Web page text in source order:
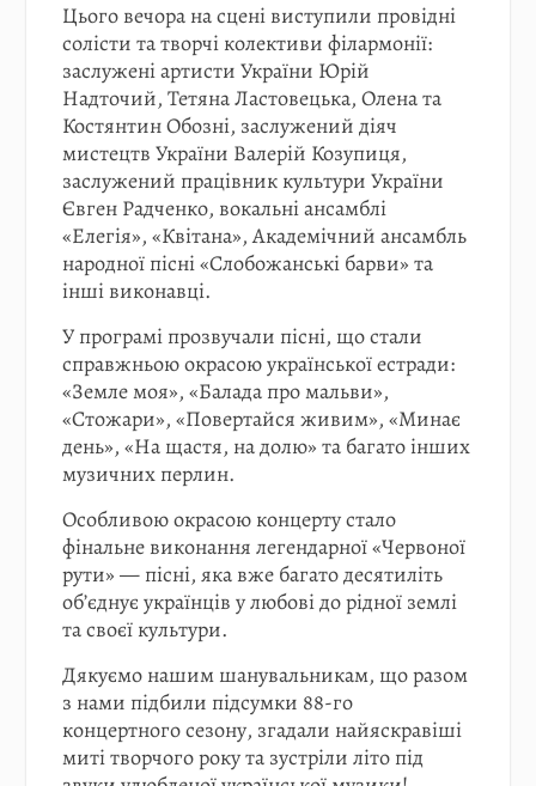
Цього вечора на сцені виступили провідні
солісти та творчі колективи філармонії:
заслужені артисти України Юрій
Надточий, Тетяна Ластовецька, Олена та
Костянтин Обозні, заслужений діяч
мистецтв України Валерій Козупиця,
заслужений працівник культури України
Євген Радченко, вокальні ансамблі
«Елегія», «Квітана», Академічний ансамбль
народної пісні «Слобожанські барви» та
інші виконавці.
У програмі прозвучали пісні, що стали
справжньою окрасою української естради:
«Земле моя», «Балада про мальви»,
«Стожари», «Повертайся живим», «Минає
день», «На щастя, на долю» та багато інших
музичних перлин.
Особливою окрасою концерту стало
фінальне виконання легендарної «Червоної
рути» — пісні, яка вже багато десятиліть
об’єднує українців у любові до рідної землі
та своєї культури.
Дякуємо нашим шанувальникам, що разом
з нами підбили підсумки 88-го
концертного сезону, згадали найяскравіші
миті творчого року та зустріли літо під